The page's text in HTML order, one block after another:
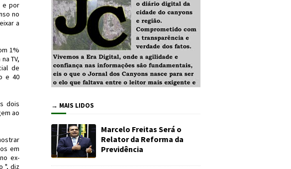
e por
no
a
1%
TV,
de
e 40
dois
ao
em
ex-
", diz
→ MAIS LIDOS
Marcelo Freitas Será o
Relator da Reforma da
Previdência